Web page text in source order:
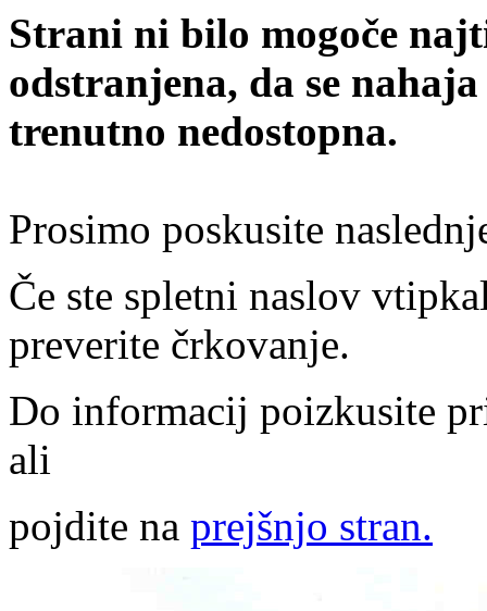
Strani ni bilo mogoče
odstranjena, da se
trenutno nedostopna.
Prosimo poskusite
Če ste spletni naslov
preverite črkovanje.
Do informacij poizkusite
ali
pojdite na prejšnjo stran.